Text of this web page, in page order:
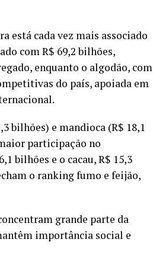
está cada vez mais associado
com R$ 69,2 bilhões,
enquanto o algodão, com
do país, apoiada em
bilhões) e mandioca (R$ 18,1
participação no
bilhões e o cacau, R$ 15,3
o ranking fumo e feijão,
grande parte da
importância social e